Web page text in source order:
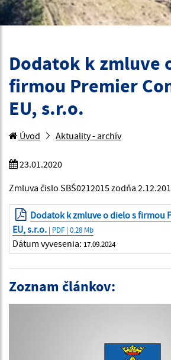
Dodatok k zmluve
firmou Premier
EU, s.r.o.
Úvod Aktuality - archív
23.01.2020
Zmluva čislo SBŠ0212015 zodňa
Dodatok k zmluve o dielo s firmou
EU, s.r.o. | PDF | 0.28 Mb
Dátum vyvesenia: 17.09.2024
Zoznam článkov: